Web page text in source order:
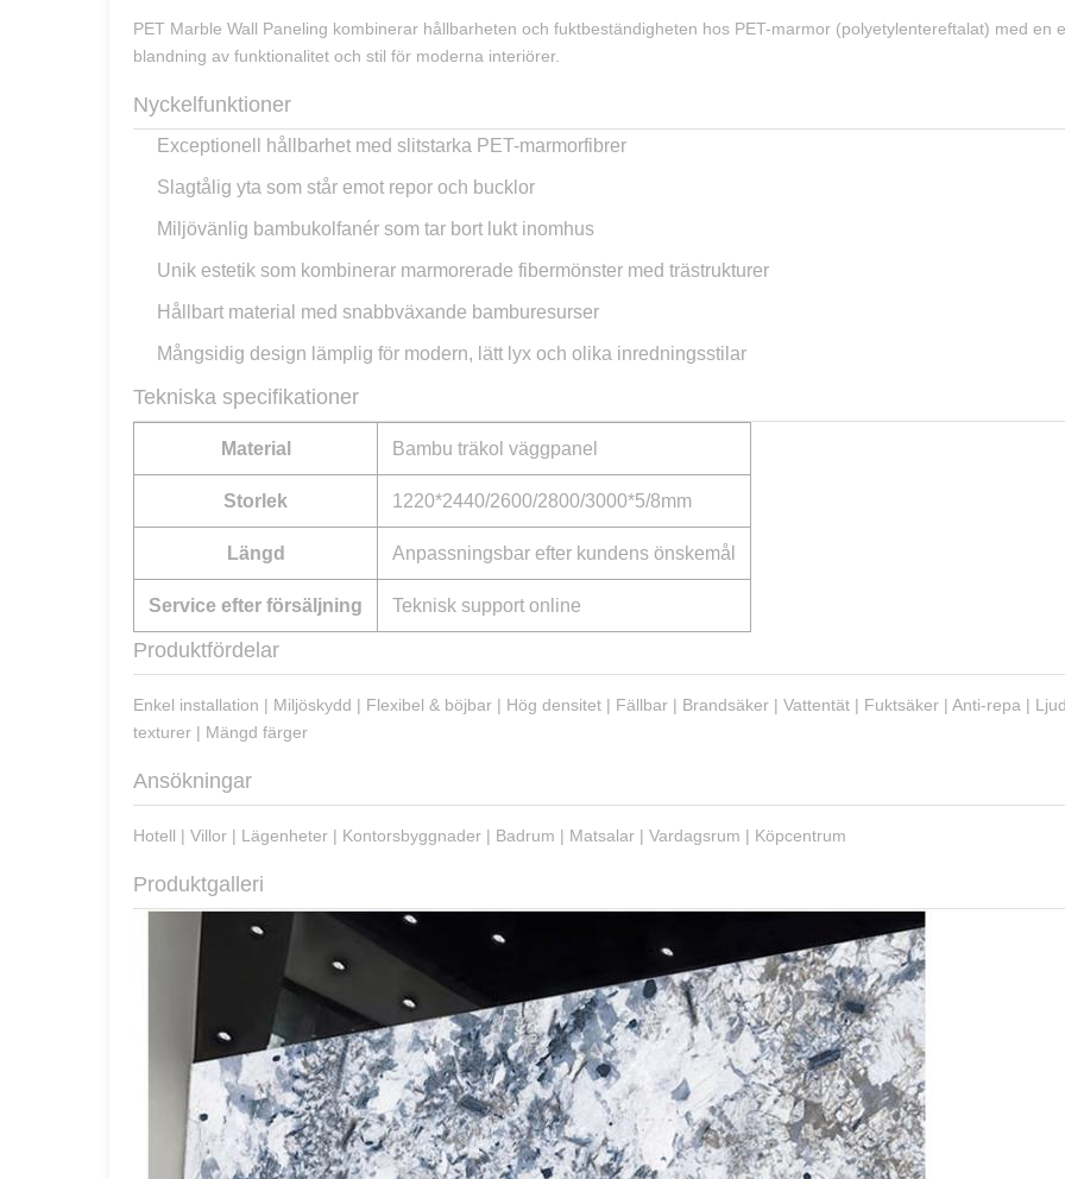
PET Marble Wall Paneling kombinerar hållbarheten och fuktbeständigheten hos PET-marmor (polyetylentereftalat) med
blandning av funktionalitet och stil för moderna interiörer.
Nyckelfunktioner
Exceptionell hållbarhet med slitstarka PET-marmorfibrer
Slagtålig yta som står emot repor och bucklor
Miljövänlig bambukolfanér som tar bort lukt inomhus
Unik estetik som kombinerar marmorerade fibermönster med trästrukturer
Hållbart material med snabbväxande bamburesurser
Mångsidig design lämplig för modern, lätt lyx och olika inredningsstilar
Tekniska specifikationer
Material Bambu träkol väggpanel
Storlek 1220*2440/2600/2800/3000*5/8mm
Längd Anpassningsbar efter kundens önskemål
Service efter försäljning Teknisk support online
Produktfördelar
Enkel installation | Miljöskydd | Flexibel & böjbar | Hög densitet | Fällbar | Brandsäker | Vattentät | Fuktsäker | Anti-repa |
texturer | Mängd färger
Ansökningar
Hotell | Villor | Lägenheter | Kontorsbyggnader | Badrum | Matsalar | Vardagsrum | Köpcentrum
Produktgalleri